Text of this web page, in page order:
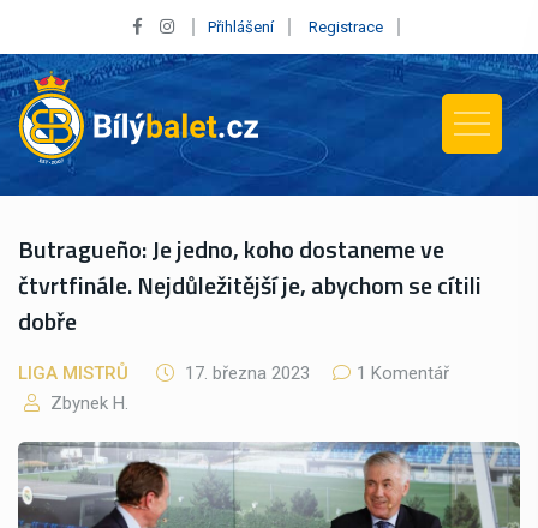
Přihlášení Registrace
Butragueño: Je jedno, koho dostaneme ve
čtvrtfinále. Nejdůležitější je, abychom se cítili
dobře
LIGA MISTRŮ 17. března 2023
1 Komentář
Zbynek H.